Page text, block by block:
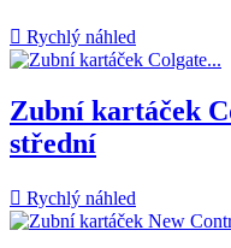
 Rychlý náhled
Zubní kartáček
střední
 Rychlý náhled